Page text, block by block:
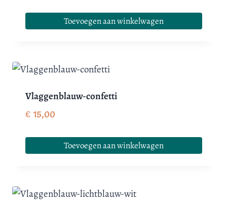
Toevoegen aan winkelwagen
Vlaggenblauw-confetti
€15,00
Toevoegen aan winkelwagen